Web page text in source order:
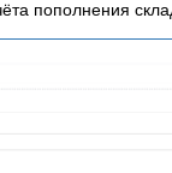
пополнения